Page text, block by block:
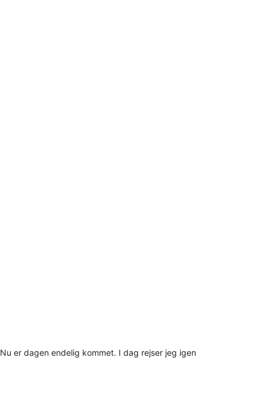
Nu er dagen endelig kommet. I dag rejser jeg igen